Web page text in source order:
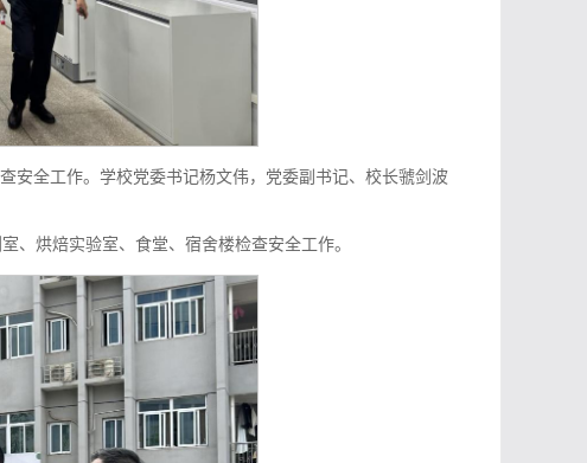
安全工作。学校党委书记杨文伟，党委副书记、校长虢剑波
、烘焙实验室、食堂、宿舍楼检查安全工作。